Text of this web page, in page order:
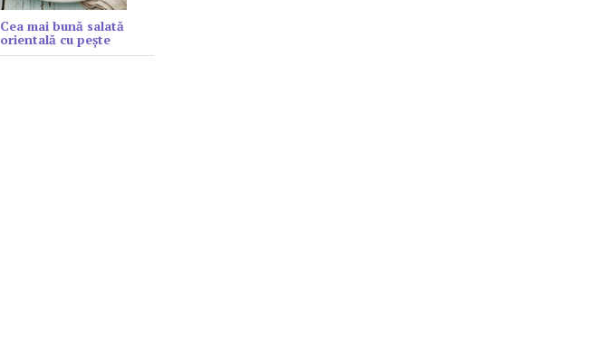
Cea mai bună salată
orientală cu peşte